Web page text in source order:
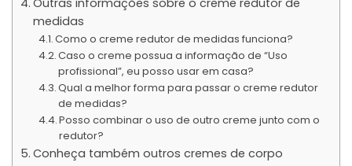
medidas
Como o creme redutor de medidas funciona?
Caso o creme possua a informação de “Uso
profissional”, eu posso usar em casa?
Qual a melhor forma para passar o creme redutor
de medidas?
Posso combinar o uso de outro creme junto com o
redutor?
Conheça também outros cremes de corpo